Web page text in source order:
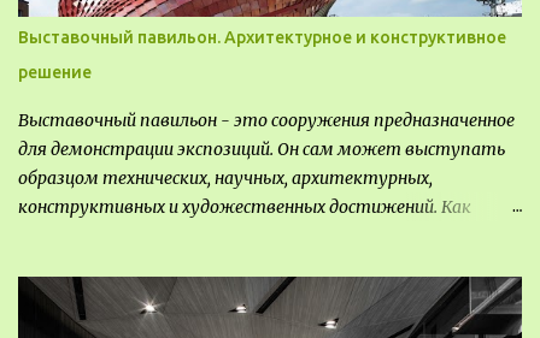
Выставочный павильон. Архитектурное и конструктивное
решение
Выставочный павильон - это сооружения предназначенное
для демонстрации экспозиций. Он сам может выступать
образцом технических, научных, архитектурных,
конструктивных и художественных достижений. Как
универсальные тематические временные постоянные
передвижные стационарные Назначение выставочных